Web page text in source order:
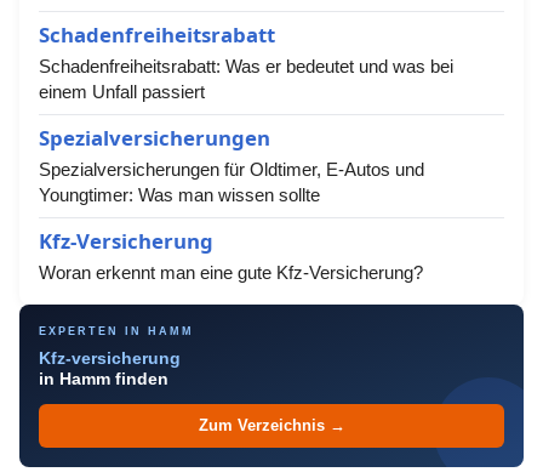
Schadenfreiheitsrabatt
Schadenfreiheitsrabatt: Was er bedeutet und was bei
einem Unfall passiert
Spezialversicherungen
Spezialversicherungen für Oldtimer, E-Autos und
Youngtimer: Was man wissen sollte
Kfz-Versicherung
Woran erkennt man eine gute Kfz-Versicherung?
EXPERTEN IN HAMM
Kfz-versicherung
in Hamm finden
Zum Verzeichnis →